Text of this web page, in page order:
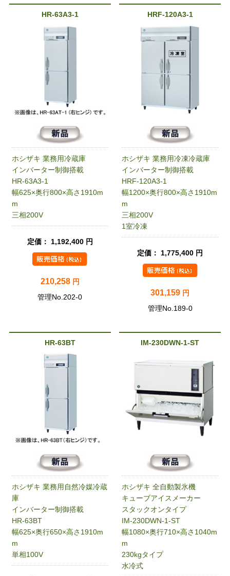
HR-63A3-1
ホシザキ 業務用冷蔵庫
インバーター制御搭載
HR-63A3-1
幅625×奥行800×高さ1910m
m
三相200V
定価： 1,192,400 円
210,258 円
管理No.202-0
HRF-120A3-1
ホシザキ 業務用冷凍冷蔵庫
インバーター制御搭載
HRF-120A3-1
幅1200×奥行800×高さ1910m
m
三相200V
1室冷凍
定価： 1,775,400 円
301,159 円
管理No.189-0
HR-63BT
ホシザキ 業務用自然冷媒冷蔵
庫
インバーター制御搭載
HR-63BT
幅625×奥行650×高さ1910m
m
単相100V
IM-230DWN-1-ST
ホシザキ 全自動製氷機
キューブアイスメーカー
スタックオンタイプ
IM-230DWN-1-ST
幅1080×奥行710×高さ1040m
m
230kgタイプ
水冷式